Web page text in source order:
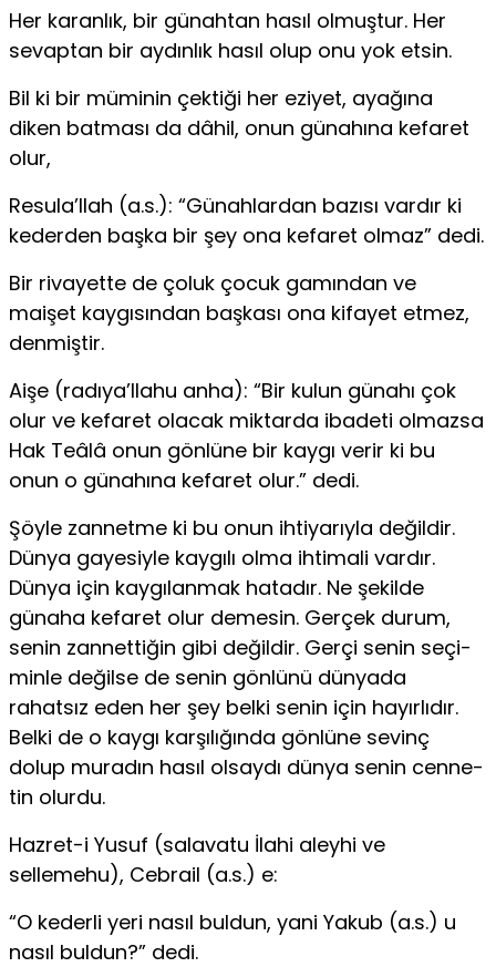
Her karanlık, bir günahtan hasıl olmuştur. Her
sevap­tan bir aydınlık hasıl olup onu yok etsin.
Bil ki bir müminin çektiği her eziyet, ayağına
diken bat­ması da dâhil, onun günahına kefaret
olur,
Resula’llah (a.s.): “Günahlardan bazısı vardır ki
keder­den başka bir şey ona kefaret olmaz” dedi.
Bir rivayette de çoluk çocuk gamından ve
maişet kaygı­sından başkası ona kifayet etmez,
denmiştir.
Aişe (radıya’llahu anha): “Bir kulun günahı çok
olur ve kefaret olacak miktarda ibadeti olmazsa
Hak Teâlâ onun gönlüne bir kaygı verir ki bu
onun o günahına kefaret olur.” dedi.
Şöyle zannetme ki bu onun ihtiyarıyla değildir.
Dünya gayesiyle kaygılı olma ihtimali vardır.
Dünya için kaygılan­mak hatadır. Ne şekilde
günaha kefaret olur demesin. Ger­çek durum,
senin zannettiğin gibi değildir. Gerçi senin seçi­
minle değilse de senin gönlünü dünyada
rahatsız eden her şey belki senin için hayırlıdır.
Belki de o kaygı karşılığında gön­lüne sevinç
dolup muradın hasıl olsaydı dünya senin cenne­
tin olurdu.
Hazret-i Yusuf (salavatu İlahi aleyhi ve
sellemehu), Ceb­rail (a.s.) e:
“O kederli yeri nasıl buldun, yani Yakub (a.s.) u
nasıl buldun?” dedi.